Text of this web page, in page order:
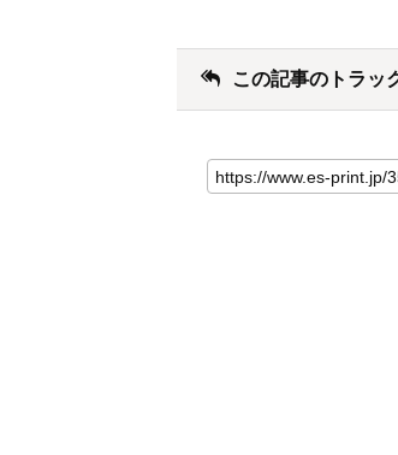
この記事のトラッ